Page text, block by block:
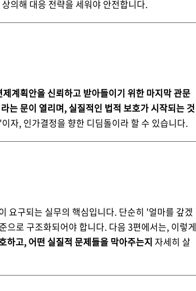
의해 대응 전략을 세워야 안전합니다.
제계획안을 신뢰하고 받아들이기 위한 마지막 관문
는 문이 열리며, 실질적인 법적 보호가 시작되는 것
자, 인가결정을 향한 디딤돌이라 할 수 있습니다.
요구되는 실무의 핵심입니다. 단순히 '얼마를 갚겠
으로 구조화되어야 합니다. 다음 3편에서는, 이렇게
하고, 어떤 실질적 문제들을 막아주는지 자세히 살